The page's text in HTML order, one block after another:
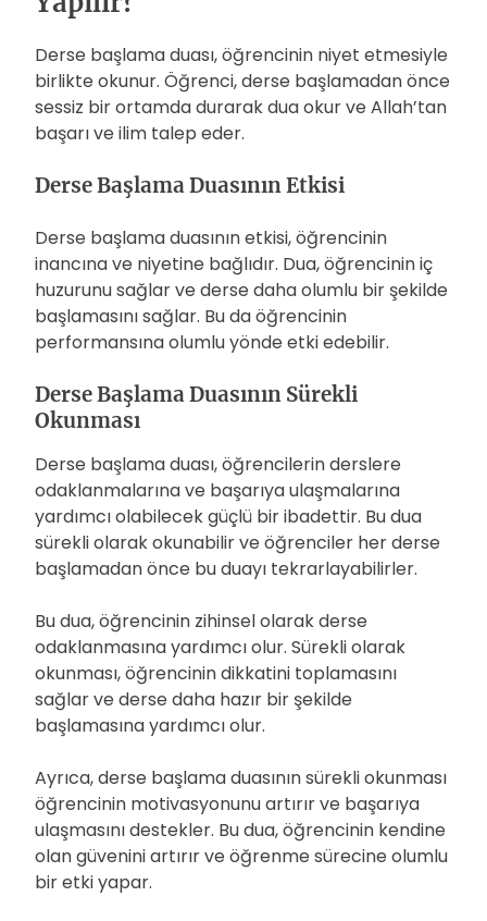
Derse başlama duası, öğrencinin niyet etmesiyle
birlikte okunur. Öğrenci, derse başlamadan önce
sessiz bir ortamda durarak dua okur ve Allah’tan
başarı ve ilim talep eder.
Derse Başlama Duasının Etkisi
Derse başlama duasının etkisi, öğrencinin
inancına ve niyetine bağlıdır. Dua, öğrencinin iç
huzurunu sağlar ve derse daha olumlu bir şekilde
başlamasını sağlar. Bu da öğrencinin
performansına olumlu yönde etki edebilir.
Derse Başlama Duasının Sürekli
Okunması
Derse başlama duası, öğrencilerin derslere
odaklanmalarına ve başarıya ulaşmalarına
yardımcı olabilecek güçlü bir ibadettir. Bu dua
sürekli olarak okunabilir ve öğrenciler her derse
başlamadan önce bu duayı tekrarlayabilirler.
Bu dua, öğrencinin zihinsel olarak derse
odaklanmasına yardımcı olur. Sürekli olarak
okunması, öğrencinin dikkatini toplamasını
sağlar ve derse daha hazır bir şekilde
başlamasına yardımcı olur.
Ayrıca, derse başlama duasının sürekli okunması
öğrencinin motivasyonunu artırır ve başarıya
ulaşmasını destekler. Bu dua, öğrencinin kendine
olan güvenini artırır ve öğrenme sürecine olumlu
bir etki yapar.